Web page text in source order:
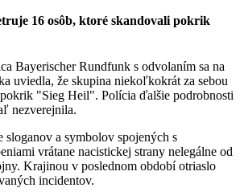
16 osôb, ktoré skandovali pokrik
Bayerischer Rundfunk s odvolaním sa na
uviedla, že skupina niekoľkokrát za sebou
"Sieg Heil". Polícia ďalšie podrobnosti
nezverejnila.
a symbolov spojených s
vrátane nacistickej strany nelegálne od
Krajinou v poslednom období otriaslo
incidentov.